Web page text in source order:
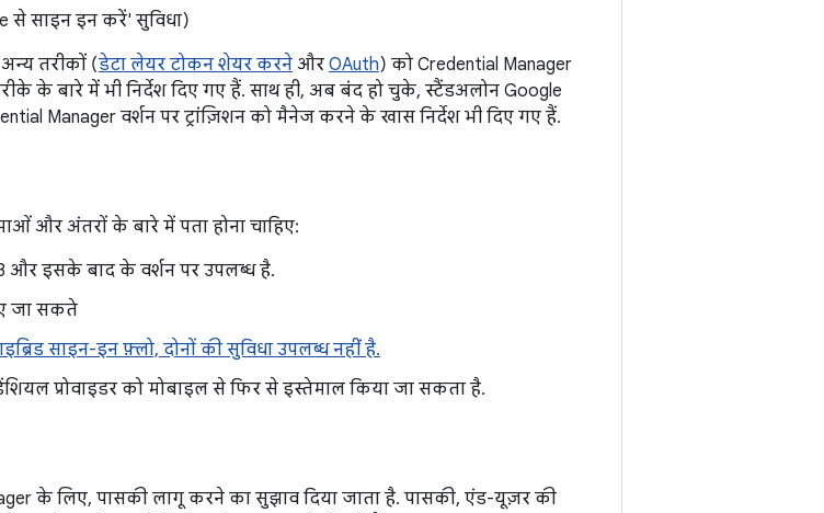
से साइन इन करें' सुविधा)
तरीकों (डेटा लेयर टोकन शेयर करने और OAuth) को Credential Manager
के बारे में भी निर्देश दिए गए हैं. साथ ही, अब बंद हो चुके, स्टैंडअलोन Google
Manager वर्शन पर ट्रांज़िशन को मैनेज करने के खास निर्देश भी दिए गए हैं.
और अंतरों के बारे में पता होना चाहिए:
और इसके बाद के वर्शन पर उपलब्ध है.
जा सकते
साइन-इन फ़्लो, दोनों की सुविधा उपलब्ध नहीं है.
प्रोवाइडर को मोबाइल से फिर से इस्तेमाल किया जा सकता है.
के लिए, पासकी लागू करने का सुझाव दिया जाता है. पासकी, एंड-यूज़र की